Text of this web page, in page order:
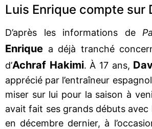
Luis Enrique compte sur
D’après les informations de
Enrique a déjà tranché
d’Achraf Hakimi. À 17 ans,
apprécié par l’entraîneur
miser sur lui pour la saison à
avait fait ses grands débuts avec
en décembre dernier, à